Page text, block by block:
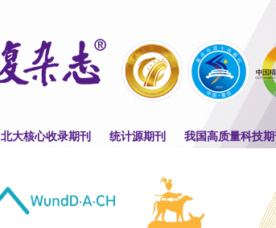
北大核心收录期刊 统计源期刊 我国高质量科技